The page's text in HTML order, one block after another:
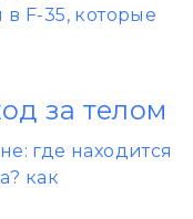
F-35, которые
за телом
где находится
как